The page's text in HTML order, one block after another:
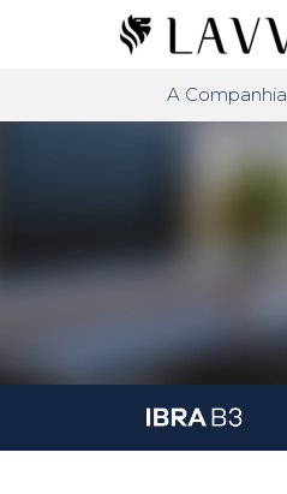
A Companhia